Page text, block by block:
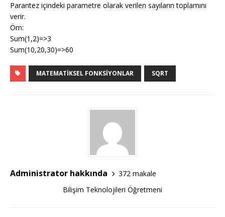
Parantez içindeki parametre olarak verilen sayıların toplamını
verir.
Örn:
Sum(1,2)=>3
Sum(10,20,30)=>60
MATEMATIKSEL FONKSIYONLAR SQRT
Administrator hakkında
372 makale
Bilişim Teknolojileri Öğretmeni